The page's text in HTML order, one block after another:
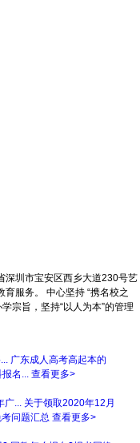
深圳市宝安区西乡大道230号艺
服务。 中心坚持 “携名校之
宗旨，坚持“以人为本”的管理
广东成人高考高起本的
名... 查看更多>
广... 关于领取2020年12月
问题汇总 查看更多>